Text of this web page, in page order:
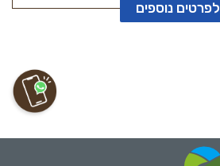
לפרטים נוספים